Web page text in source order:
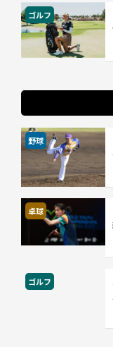
ゴルフ
野球
卓球
ゴルフ